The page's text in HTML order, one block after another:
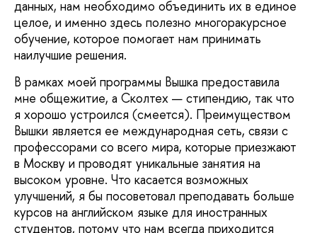
данных, нам необходимо объединить их в единое
целое, и именно здесь полезно многоракурсное
обучение, которое помогает нам принимать
наилучшие решения.
В рамках моей программы Вышка предоставила
мне общежитие, а Сколтех — стипендию, так что
я хорошо устроился (смеется). Преимуществом
Вышки является ее международная сеть, связи с
профессорами со всего мира, которые приезжают
в Москву и проводят уникальные занятия на
высоком уровне. Что касается возможных
улучшений, я бы посоветовал преподавать больше
курсов на английском языке для иностранных
студентов, потому что нам всегда приходится